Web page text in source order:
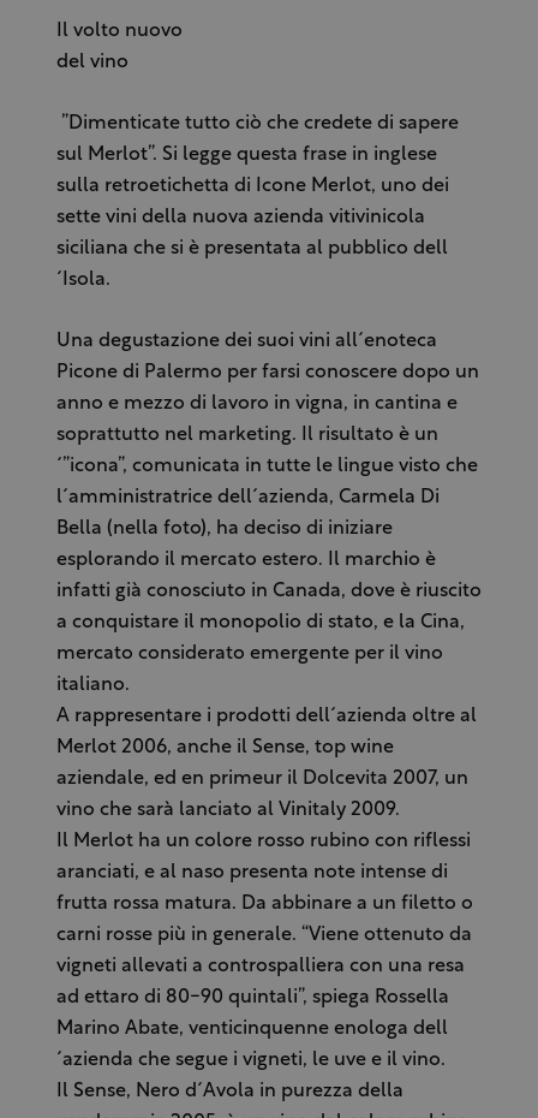
Il volto nuovo
del vino
”Dimenticate tutto ciò che credete di sapere
sul Merlot”. Si legge questa frase in inglese
sulla retroetichetta di Icone Merlot, uno dei
sette vini della nuova azienda vitivinicola
siciliana che si è presentata al pubblico dell
´Isola.
Una degustazione dei suoi vini all´enoteca
Picone di Palermo per farsi conoscere dopo un
anno e mezzo di lavoro in vigna, in cantina e
soprattutto nel marketing. Il risultato è un
´”icona”, comunicata in tutte le lingue visto che
l´amministratrice dell´azienda, Carmela Di
Bella (nella foto), ha deciso di iniziare
esplorando il mercato estero. Il marchio è
infatti già conosciuto in Canada, dove è riuscito
a conquistare il monopolio di stato, e la Cina,
mercato considerato emergente per il vino
italiano.
A rappresentare i prodotti dell´azienda oltre al
Merlot 2006, anche il Sense, top wine
aziendale, ed en primeur il Dolcevita 2007, un
vino che sarà lanciato al Vinitaly 2009.
Il Merlot ha un colore rosso rubino con riflessi
aranciati, e al naso presenta note intense di
frutta rossa matura. Da abbinare a un filetto o
carni rosse più in generale. “Viene ottenuto da
vigneti allevati a controspalliera con una resa
ad ettaro di 80-90 quintali”, spiega Rossella
Marino Abate, venticinquenne enologa dell
´azienda che segue i vigneti, le uve e il vino.
Il Sense, Nero d´Avola in purezza della